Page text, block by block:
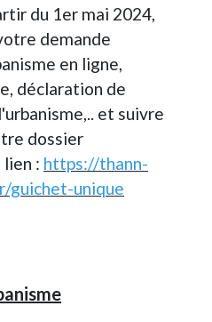
du 1er mai 2024,
demande
en ligne,
déclaration de
et suivre
dossier
: https://thann-
guichet-unique